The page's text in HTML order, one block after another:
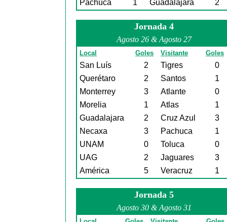
Pachuca
1 Guadalajara 2
Jornada 4
Agosto 26 & Agosto 27
Local Goles Visitante Goles
San Luís 2 Tigres
0
Querétaro
2 Santos
1
Monterrey
3 Atlante
0
Morelia
1 Atlas
1
Guadalajara
2 Cruz Azul
3
Necaxa
3 Pachuca
1
UNAM
0 Toluca
0
UAG
2 Jaguares
3
América
5 Veracruz 1
Jornada 5
Agosto 30 & Agosto 31